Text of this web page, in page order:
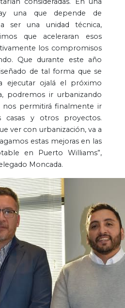
una que depende de
ser una unidad técnica,
que aceleraran esos
los compromisos
Que durante este año
de tal forma que se
ejecutar ojalá el próximo
podremos ir urbanizando
permitirá finalmente ir
casas y otros proyectos.
ver con urbanización, va a
estas mejoras en las
en Puerto Williams”,
Moncada.